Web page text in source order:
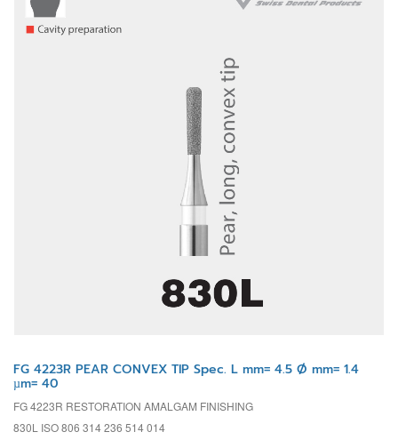
FG 4223R PEAR CONVEX TIP Spec. L mm= 4.5 Ø mm= 1.4
µm= 40
FG 4223R RESTORATION AMALGAM FINISHING
830L ISO 806 314 236 514 014